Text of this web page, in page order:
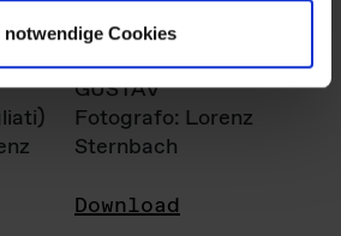
notwendige Cookies
GUSTAV
Fotografo: Lorenz
Sternbach
Download